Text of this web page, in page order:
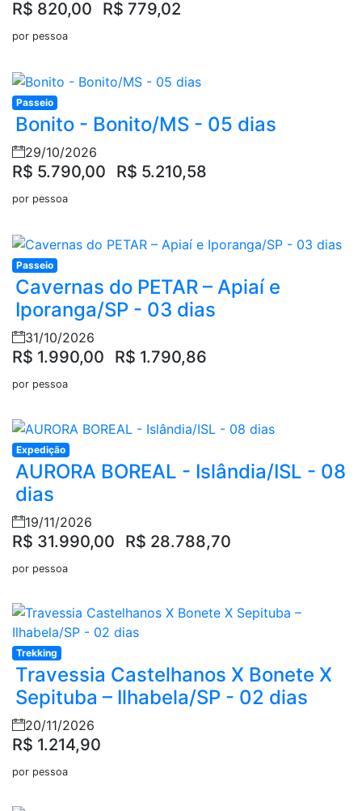
R$ 820,00 R$ 779,02
por pessoa
Passeio
Bonito - Bonito/MS - 05 dias
29/10/2026
R$ 5.790,00 R$ 5.210,58
por pessoa
Passeio
Cavernas do PETAR – Apiaí e
Iporanga/SP - 03 dias
31/10/2026
R$ 1.990,00 R$ 1.790,86
por pessoa
Expedição
AURORA BOREAL - Islândia/ISL - 08
dias
19/11/2026
R$ 31.990,00 R$ 28.788,70
por pessoa
Trekking
Travessia Castelhanos X Bonete X
Sepituba – Ilhabela/SP - 02 dias
20/11/2026
R$ 1.214,90
por pessoa